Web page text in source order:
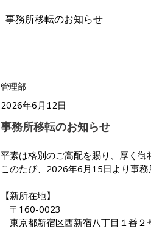
事務所移転のお知らせ
管理部
2026年6月12日
事務所移転のお知らせ
平素は格別のご高配を賜り、厚く御
このたび、2026年6月15日より事務
【新所在地】
〒160-0023
東京都新宿区西新宿八丁目１番２